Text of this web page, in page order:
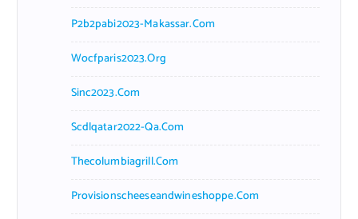
P2b2pabi2023-Makassar.com
Wocfparis2023.org
Sinc2023.com
Scdlqatar2022-Qa.com
Thecolumbiagrill.com
Provisionscheeseandwineshoppe.com